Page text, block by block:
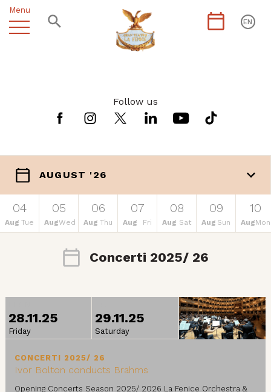
Menu
EN
Follow us
AUGUST '26
04
Aug Tue
05
AugWed
06
Aug Thu
07
Aug Fri
08
Aug Sat
09
Aug Sun
10
AugMon
Concerti 2025/ 26
28.11.25
Friday
29.11.25
Saturday
CONCERTI 2025/ 26
Ivor Bolton conducts Brahms
Opening Concerts Season 2025/ 2026 La Fenice Orchestra &